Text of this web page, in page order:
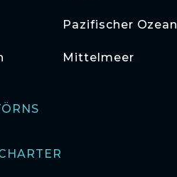
Pazifischer Ozean
Mittelmeer